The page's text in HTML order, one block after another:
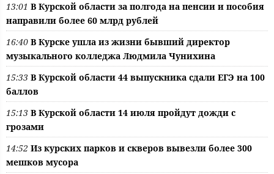
13:01 В Курской области за полгода на пенсии и пособия
направили более 60 млрд рублей
16:40 В Курске ушла из жизни бывший директор
музыкального колледжа Людмила Чунихина
15:33 В Курской области 44 выпускника сдали ЕГЭ на 100
баллов
15:13 В Курской области 14 июля пройдут дожди с
грозами
14:52 Из курских парков и скверов вывезли более 300
мешков мусора